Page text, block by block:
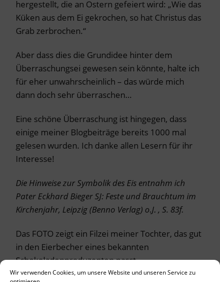
Wir verwenden Cookies, um unsere Website und unseren Service zu
hergestellt, die an Ostern gefeiert wird: „Wie das
Küken aus dem Ei gekrochen, so hat Christus das
Grab zerbrochen.“
Aber dass dies die Grundidee hinter dem
Überraschungsei gewesen sein könnte, halte ich
für eher unwahrscheinlich – das würde mich
dann doch sehr überraschen…
Eine schöne Überraschung ist hingegen, dass
einige meiner Blogbeiträge bereits 1000 mal
gelesen wurden. Ich danke allen Lesern für ihr
Interesse!
Die Hinweise zur Symbolik des Eis entnahm ich
Pater Eckhard Bieger SJ: Feste und Brauchtum im
Kirchenjahr, Leipzig (Benno Verlag) o.J. , S. 83f.
Das FOTO zeigt ein Filzei meiner Tochter, das gut
in den Eierbecher eines bekannten
Schokoladenproduzenten passt.